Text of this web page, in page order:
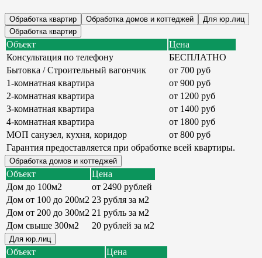
Обработка квартир Обработка домов и коттеджей
Для юр.лиц
Обработка квартир
Объект
Цена
Консультация по телефону
БЕСПЛАТНО
Бытовка / Строительный вагончик
от 700 руб
1-комнатная квартира
от 900 руб
2-комнатная квартира
от 1200 руб
3-комнатная квартира
от 1400 руб
4-комнатная квартира
от 1800 руб
МОП санузел, кухня, коридор
от 800 руб
Гарантия предоставляется при обработке всей квартиры.
Обработка домов и коттеджей
Объект
Цена
Дом до 100м2
от 2490 рублей
Дом от 100 до 200м2 23 рубля за м2
Дом от 200 до 300м2 21 рубль за м2
Дом свыше 300м2
20 рублей за м2
Для юр.лиц
Объект
Цена